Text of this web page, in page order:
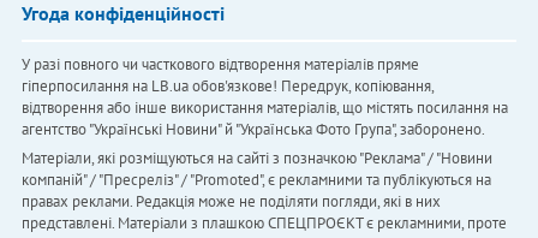
Угода конфіденційності
У разі повного чи часткового відтворення матеріалів пряме
гіперпосилання на LB.ua обов'язкове! Передрук, копіювання,
відтворення або інше використання матеріалів, що містять посилання на
агентство "Українськi Новини" й "Українська Фото Група", заборонено.
Матеріали, які розміщуються на сайті з позначкою "Реклама" / "Новини
компаній" / "Пресреліз" / "Promoted", є рекламними та публікуються на
правах реклами. Редакція може не поділяти погляди, які в них
представлені. Матеріали з плашкою СПЕЦПРОЄКТ є рекламними, проте